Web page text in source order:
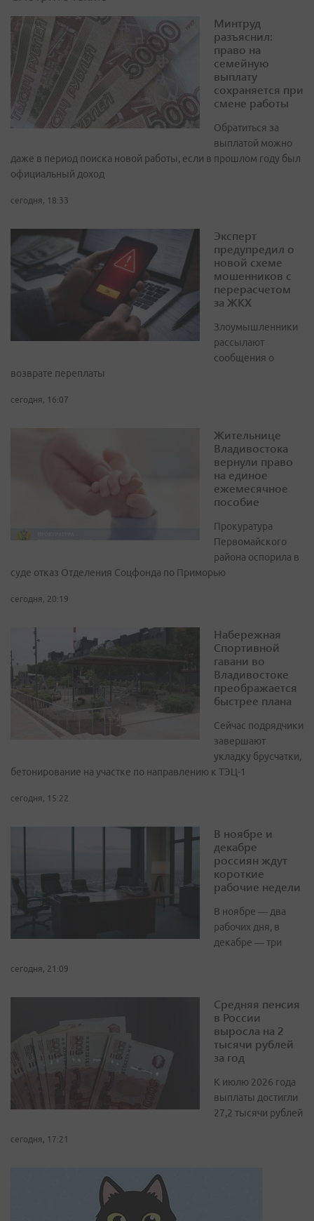
Минтруд
разъяснил:
право на
семейную
выплату
сохраняется при
смене работы
Обратиться за
выплатой можно
даже в период поиска новой работы, если в прошлом году был
официальный доход
сегодня, 18:33
Эксперт
предупредил о
новой схеме
мошенников с
перерасчетом
за ЖКХ
Злоумышленники
рассылают
сообщения о
возврате переплаты
сегодня, 16:07
Жительнице
Владивостока
вернули право
на единое
ежемесячное
пособие
Прокуратура
Первомайского
района оспорила в
суде отказ Отделения Соцфонда по Приморью
сегодня, 20:19
Набережная
Спортивной
гавани во
Владивостоке
преображается
быстрее плана
Сейчас подрядчики
завершают
укладку брусчатки,
бетонирование на участке по направлению к ТЭЦ-1
сегодня, 15:22
В ноябре и
декабре
россиян ждут
короткие
рабочие недели
В ноябре — два
рабочих дня, в
декабре — три
сегодня, 21:09
Средняя пенсия
в России
выросла на 2
тысячи рублей
за год
К июлю 2026 года
выплаты достигли
27,2 тысячи рублей
сегодня, 17:21